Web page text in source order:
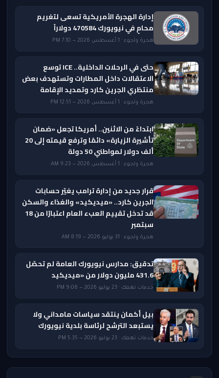
إدارة الهجرة الأمريكية تسعى لتغريم
محامٍ في نيويورك 470584 دولاراً
هجرة ولجوء · 1 أغسطس 2026 — 7:10 PM
حتى في الرحلات الداخلية.. ICE توسع
الاعتقالات داخل المطارات وتستهدف بعض
منتظري الجرين كارد وتمديد الإقامة
هجرة ولجوء · 1 أغسطس 2026 — 12:51 PM
ابتداءً من الاثنين.. أمريكا تجعل «ضمان
تأشيرة الزيارة» دائمًا وترفع قيمته إلى 20
ألف دولار لمواطني 50 دولة
هجرة ولجوء · 1 أغسطس 2026 — 9:23 AM
قرار جديد من إدارة ترامب يغيّر حسابات
الجرين كارد.. «ميديكيد» والغذاء والسكن
قد تدخل تقييم العبء العام اعتبارًا من 18
سبتمبر
هجرة ولجوء · 31 يوليو 2026 — 8:19 AM
تدقيق: مدارس نيويورك العامة لم تحصّل
431.6 مليون دولار من «ميديكيد
خدمات تهمك · 23 يوليو 2026 — 9:06 PM
بيل أكمان ينتقد سياسات مامداني ولا
يستبعد الترشح لرئاسة بلدية نيويورك
خدمات تهمك · 23 يوليو 2026 — 5:35 PM